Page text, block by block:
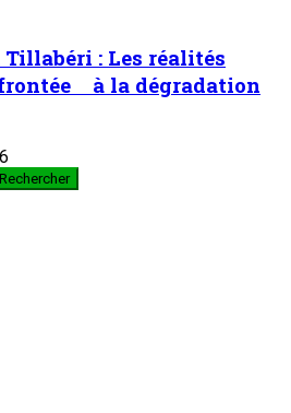
: Les réalités
à la dégradation